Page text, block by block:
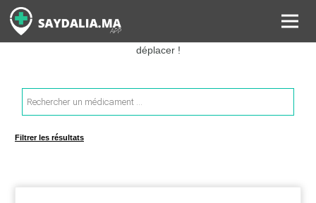
Rechercher les informations sur vos médicaments, leurs prix et
estimer ainsi le coût total de votre ordonnance, sans vous
déplacer !
Recherche
de
produits
Filtrer les résultats